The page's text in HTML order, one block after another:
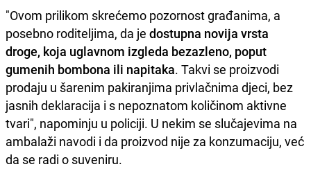
"Ovom prilikom skrećemo pozornost građanima, a
posebno roditeljima, da je dostupna novija vrsta
droge, koja uglavnom izgleda bezazleno, poput
gumenih bombona ili napitaka. Takvi se proizvodi
prodaju u šarenim pakiranjima privlačnima djeci, bez
jasnih deklaracija i s nepoznatom količinom aktivne
tvari", napominju u policiji. U nekim se slučajevima na
ambalaži navodi i da proizvod nije za konzumaciju, već
da se radi o suveniru.